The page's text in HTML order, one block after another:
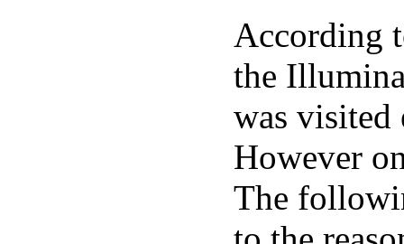
According
the
was visited
However
The